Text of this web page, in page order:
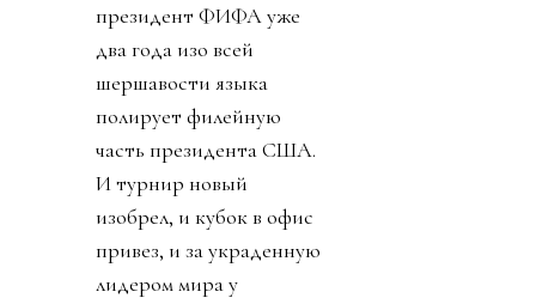
президент ФИФА уже
два года изо всей
шершавости языка
полирует филейную
часть президента США.
И турнир новый
изобрел, и кубок в офис
привез, и за украденную
лидером мира у